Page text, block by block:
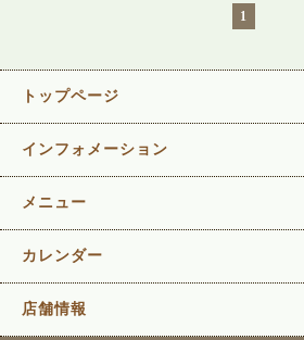
1
トップページ
インフォメーション
メニュー
カレンダー
店舗情報